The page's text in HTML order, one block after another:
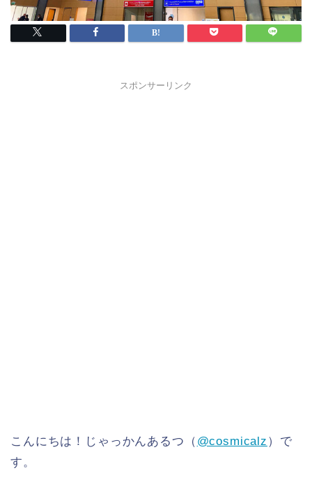
スポンサーリンク
こんにちは！じゃっかんあるつ（ @cosmicalz ）で
す。